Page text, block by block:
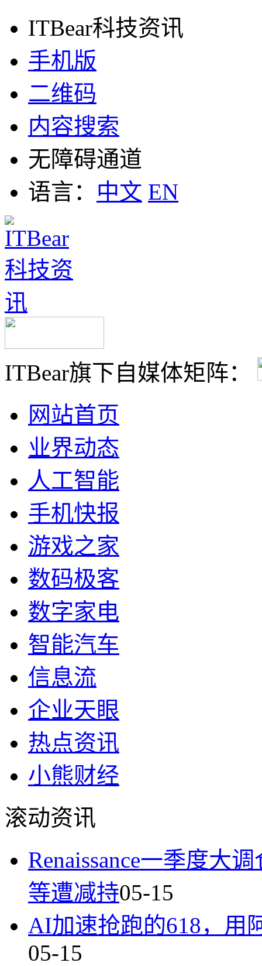
ITBear科技资讯
手机版
二维码
内容搜索
无障碍通道
语言： 中文 EN
ITBear旗下自媒体矩阵：
网站首页
业界动态
人工智能
手机快报
游戏之家
数码极客
数字家电
智能汽车
信息流
企业天眼
热点资讯
小熊财经
滚动资讯
Renaissance一季度大
等遭减持05-15
AI加速抢跑的618，用
05-15